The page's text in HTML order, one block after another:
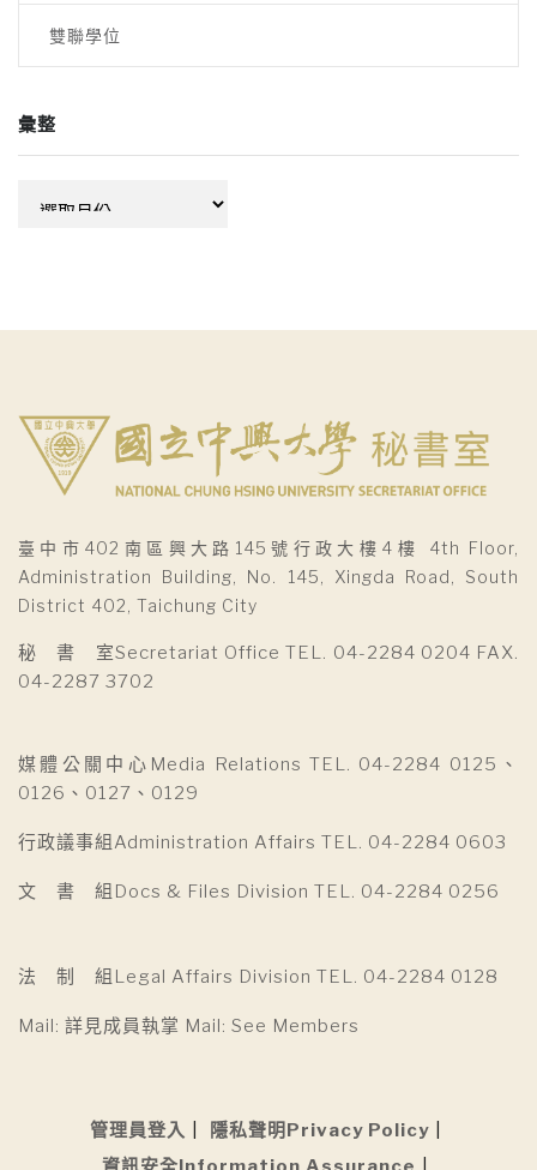
雙聯學位
彙整
臺中市402南區興大路145號行政大樓4樓 4th Floor,
Administration Building, No. 145, Xingda Road, South
District 402, Taichung City
秘 書 室Secretariat Office TEL. 04-2284 0204 FAX.
04-2287 3702
媒體公關中心Media Relations TEL. 04-2284 0125、
0126、0127、0129
行政議事組Administration Affairs TEL. 04-2284 0603
文 書 組Docs & Files Division TEL. 04-2284 0256
法 制 組Legal Affairs Division TEL. 04-2284 0128
Mail: 詳見成員執掌 Mail: See Members
管理員登入
隱私聲明Privacy Policy